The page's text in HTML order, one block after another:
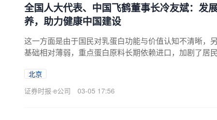
全国人大代表、中国飞鹤董事长冷友斌：发
养，助力健康中国建设
这一方面是由于国民对乳蛋白功能与价值认知不清晰，
基础相对薄弱，重点蛋白原料长期依赖进口，加剧了居
北京
证券时报·e公司
03-05 17:56